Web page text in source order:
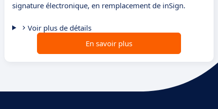
signature électronique, en remplacement de inSign.
Voir plus de détails
En savoir plus